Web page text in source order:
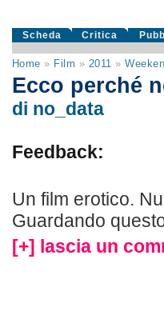
Scheda Critica
Home » Film » 2011 »
Ecco perché
di no_data
Feedback:
Un film erotico.
Guardando
[+] lascia un